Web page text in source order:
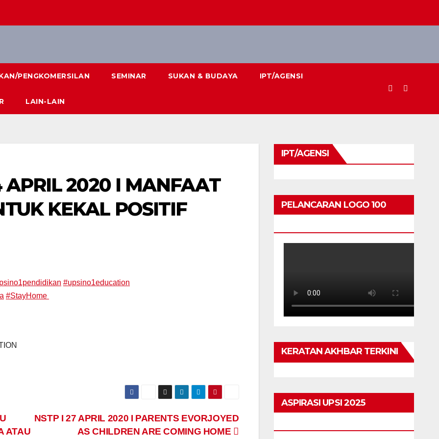
PENGKOMERSILAN SEMINAR SUKAN & BUDAYA IPT/AGENSI
LAIN-LAIN
APRIL 2020 I MANFAAT
KEKAL POSITIF
#upsino1education
#StayHome
NSTP I 27 APRIL 2020 I PARENTS EVORJOYED
AS CHILDREN ARE COMING HOME
ATAU
IPT/AGENSI
PELANCARAN LOGO 100
KERATAN AKHBAR TERKINI
ASPIRASI UPSI 2025